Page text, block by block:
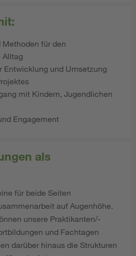
Methoden für den
Alltag
Entwicklung und Umsetzung
mit Kindern, Jugendlichen
Engagement
als
für beide Seiten
auf Augenhöhe.
unsere Praktikanten/-
und Fachtagen
darüber hinaus die Strukturen